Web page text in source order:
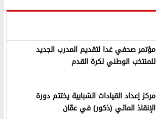
مؤتمر صحفي غدا لتقديم المدرب الجديد
للمنتخب الوطني لكرة القدم
مركز إعداد القيادات الشبابية يختتم دورة
الإنقاذ المائي (ذكور) في عمّان